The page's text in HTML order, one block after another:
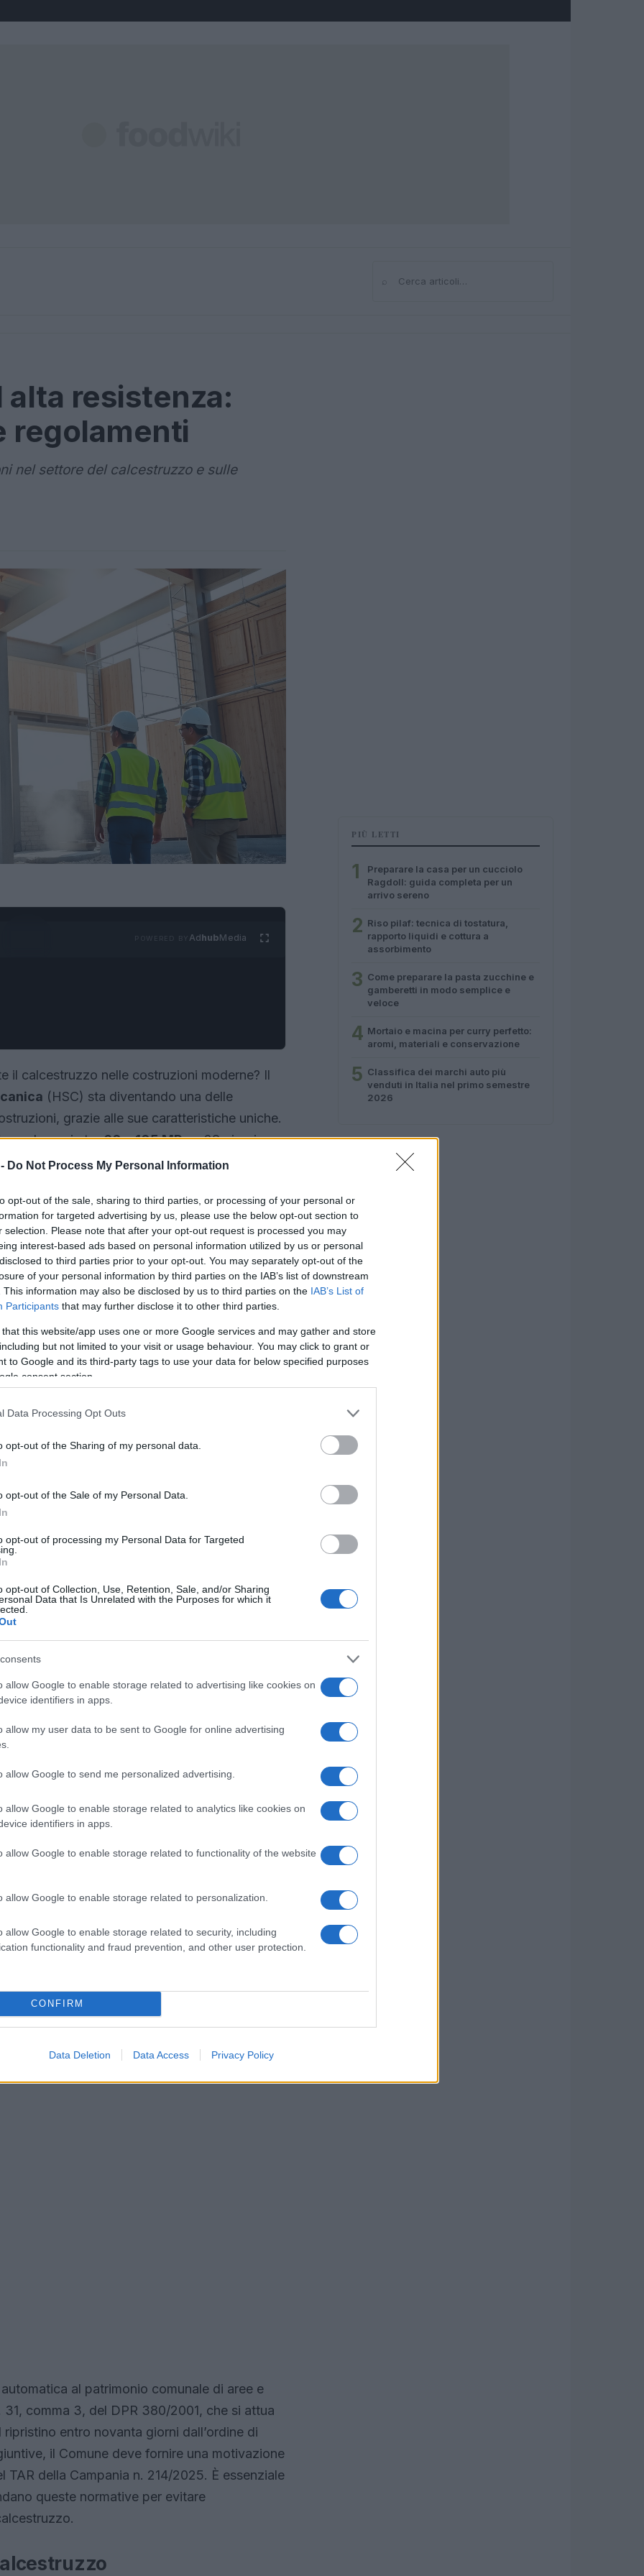
Do Not Process My Personal Information
opt-out of the sale, sharing to third parties, or processing of your personal or
for targeted advertising by us, please use the below opt-out section to
selection. Please note that after your opt-out request is processed you may
interest-based ads based on personal information utilized by us or personal
to third parties prior to your opt-out. You may separately opt-out of the
of your personal information by third parties on the IAB’s list of downstream
This information may also be disclosed by us to third parties on the IAB’s List of
Participants that may further disclose it to other third parties.
that this website/app uses one or more Google services and may gather and store
but not limited to your visit or usage behaviour. You may click to grant or
to Google and its third-party tags to use your data for below specified purposes
consent section.
Data Processing Opt Outs
opt-out of the Sharing of my personal data.
opt-out of the Sale of my Personal Data.
opt-out of processing my Personal Data for Targeted
opt-out of Collection, Use, Retention, Sale, and/or Sharing
Data that Is Unrelated with the Purposes for which it
allow Google to enable storage related to advertising like cookies on
identifiers in apps.
allow my user data to be sent to Google for online advertising
allow Google to send me personalized advertising.
allow Google to enable storage related to analytics like cookies on
identifiers in apps.
allow Google to enable storage related to functionality of the website
allow Google to enable storage related to personalization.
allow Google to enable storage related to security, including
functionality and fraud prevention, and other user protection.
CONFIRM
Data Deletion Data Access Privacy Policy
Cerca
alta resistenza:
regolamenti
nel settore del calcestruzzo e sulle
AdhubMedia
il calcestruzzo nelle costruzioni moderne? Il
(HSC) sta diventando una delle
grazie alle sue caratteristiche uniche.
che varia tra60 e 105 MPaa 28 giorni,
nettamente superiori rispetto ai calcestruzzi
le sue caratteristiche, le applicazioni e le
un quadro utile e dettagliato per chi
solo.
ad alta resistenza
per affrontare sfide strutturali rigorose,
che richiedono una robustezza e una
speciale? L’uso di
resistenza alla compressione straordinaria e
Inoltre, il calcestruzzo fibrorinforzato
di prevenire la formazione di fessure,
l’analisi non lineare con strumenti di
simulare e valutare la sicurezza strutturale
affidabili.
un’attenzione particolare. È fondamentale
l’integrazione di normative specifiche è
del materiale siano pienamente realizzate,
sicure, ma anche sostenibili nel tempo.
con calcestruzzo
e vincolo paesaggistico
, un tema che
vigenti, come evidenziato dalla sentenza n.
rigorosi sulla possibilità di sanatoria in aree
rende impossibile la regolarizzazione di
e del nostro patrimonio culturale. È qui
devono vigilare attentamente su questi
alta resistenza venga utilizzato nel rispetto
al patrimonio comunale di aree e
comma 3, del DPR 380/2001, che si attua
entro novanta giorni dall’ordine di
il Comune deve fornire una motivazione
della Campania n. 214/2025. È essenziale
queste normative per evitare
PIÙ LETTI
1
Preparare la casa per un cucciolo
Ragdoll: guida completa per un
arrivo sereno
2 Riso pilaf: tecnica di tostatura,
rapporto liquidi e cottura a
assorbimento
3 Come preparare la pasta zucchine e
gamberetti in modo semplice e
veloce
4 Mortaio e macina per curry perfetto:
aromi, materiali e conservazione
5 Classifica dei marchi auto più
venduti in Italia nel primo semestre
2026